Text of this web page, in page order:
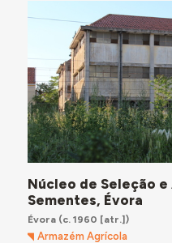
Núcleo de Seleção
Sementes, Évora
Évora(c. 1960 [atr.])
Armazém Agrícola